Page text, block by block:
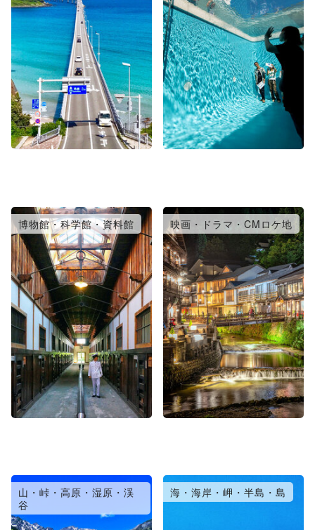
博物館・科学館・資料館 映画・ドラマ・CMロケ地
山・峠・高原・湿原・渓
谷
海・海岸・岬・半島・島